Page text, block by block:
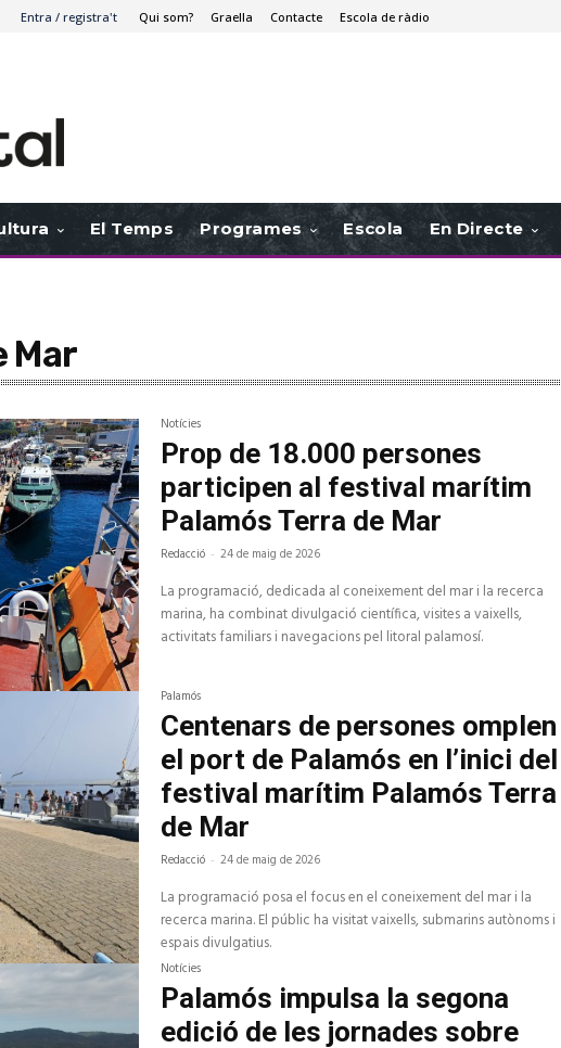
Entra / registra't Qui som? Graella Contacte Escola de ràdio
El Temps Programes Escola En Directe
Mar
Notícies
Prop de 18.000 persones
participen al festival marítim
Palamós Terra de Mar
Redacció - 24 de maig de 2026
La programació, dedicada al coneixement del mar i la recerca
marina, ha combinat divulgació científica, visites a vaixells,
activitats familiars i navegacions pel litoral palamosí.
Palamós
Centenars de persones omplen
el port de Palamós en l’inici del
festival marítim Palamós Terra
de Mar
Redacció - 24 de maig de 2026
La programació posa el focus en el coneixement del mar i la
recerca marina. El públic ha visitat vaixells, submarins autònoms i
espais divulgatius.
Notícies
Palamós impulsa la segona
edició de les jornades sobre